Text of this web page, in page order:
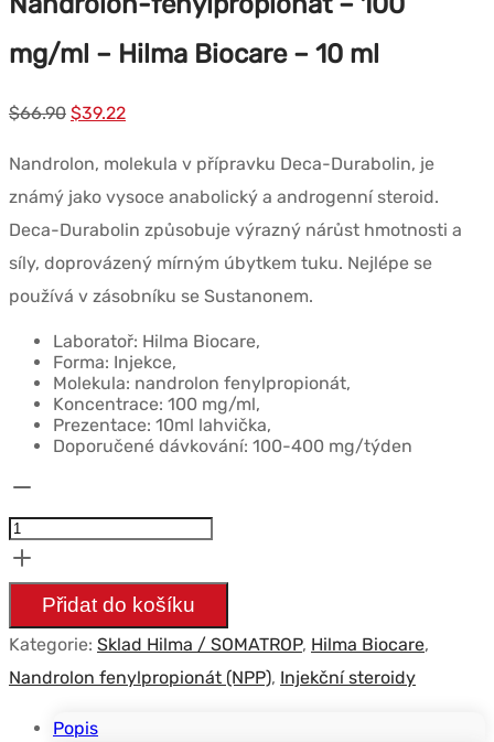
mg/ml – Hilma Biocare – 10 ml
$66.90 Původní
byla:
$66.90.
$39.22Současná
Nandrolon, molekula v přípravku Deca-Durabolin, je
známý jako vysoce anabolický a androgenní steroid.
Deca-Durabolin způsobuje výrazný nárůst hmotnosti a
síly, doprovázený mírným úbytkem tuku. Nejlépe se
používá v zásobníku se Sustanonem.
Laboratoř: Hilma Biocare,
Forma: Injekce,
Molekula: nandrolon fenylpropionát,
Koncentrace: 100 mg/ml,
Prezentace: 10ml lahvička,
Doporučené dávkování: 100-400 mg/týden
Nandrolone
-
100mg/ml
-
Hilma
Biocare
Přidat do košíku
Kategorie: Sklad Hilma / SOMATROP, Hilma Biocare,
Nandrolon fenylpropionát (NPP), Injekční steroidy
Popis